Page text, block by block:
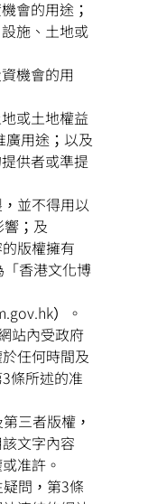
會的用途；
施、土地或
機會的用
或土地權益
廣用途；以及
供者或準提
並不得用以
；及
版權擁有
香港文化博
）。
站內受政府
任何時間及
條所述的准
三者版權，
文字內容
准許。
問，第3條